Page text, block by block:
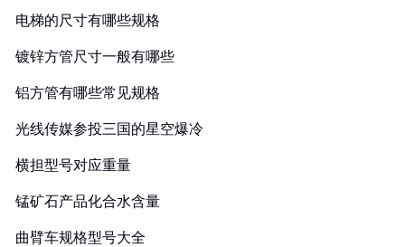
电梯的尺寸有哪些规格
镀锌方管尺寸一般有哪些
铝方管有哪些常见规格
光线传媒参投三国的星空爆冷
横担型号对应重量
锰矿石产品化合水含量
曲臂车规格型号大全